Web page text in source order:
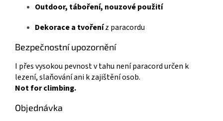
Outdoor, táboření, nouzové použití
Dekorace a tvořeníz paracordu
Bezpečnostní upozornění
I přes vysokou pevnost v tahu není paracord určen k
lezení, slaňování ani k zajištění osob.
Not for climbing.
Objednávka